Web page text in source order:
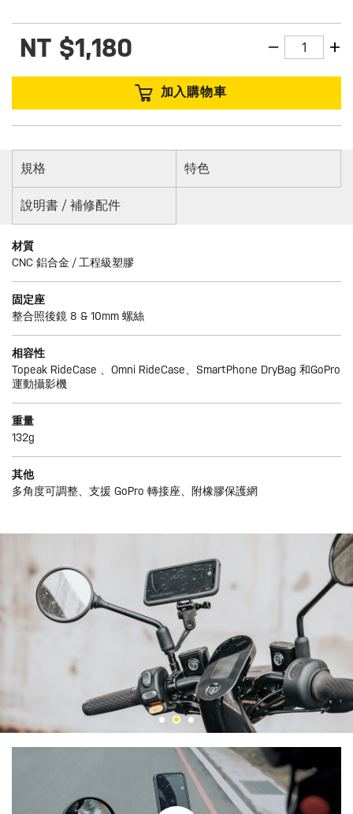
NT $1,180
加入購物車
規格 特色
說明書 / 補修配件
材質
CNC 鋁合金 / 工程級塑膠
固定座
整合照後鏡 8 & 10mm 螺絲
相容性
Topeak RideCase 、Omni RideCase、SmartPhone DryBag 和GoPro
運動攝影機
重量
132g
其他
多角度可調整、支援 GoPro 轉接座、附橡膠保護網